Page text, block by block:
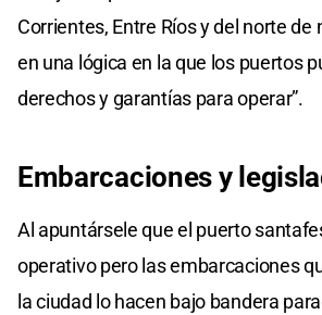
Corrientes, Entre Ríos y del norte de
en una lógica en la que los puertos
derechos y garantías para operar”.
Embarcaciones y
Al apuntársele que el puerto
operativo pero las embarcaciones
la ciudad lo hacen bajo bandera